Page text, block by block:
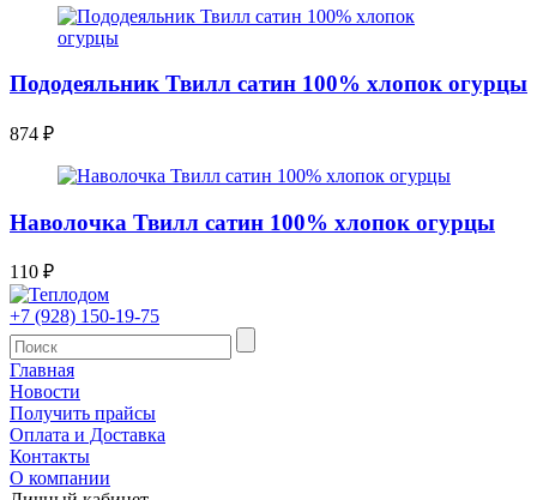
Пододеяльник Твилл сатин 100% хлопок огурцы
874 ₽
Наволочка Твилл сатин 100% хлопок огурцы
110 ₽
+7 (928) 150-19-75
Главная
Новости
Получить прайсы
Оплата и Доставка
Контакты
О компании